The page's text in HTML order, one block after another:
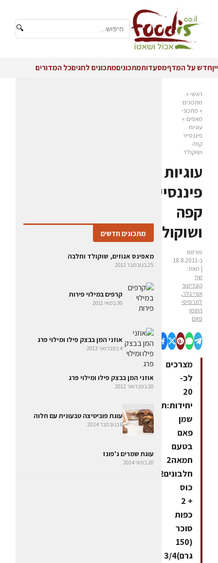
🔍
ייןחדש על המדףמסעדותמתכוניםמתכונים לחגיםכל המדורים
ראשי »
מתכונים
» מתכוני
מאפים »
עוגיות
פיננסייר
קפה
ושוקולד
עוגיות
פיננסייר
קפה
ושוקולד
פורסם
ב-18.8.2011
| מאת:
שף
קונדיטור
אורי גלר,
לתרסיסי
השמן
פאם
מצרכים
לכ-
20
יחידות:תרסיס
שמן
פאם
בטעם
חמאה2
חלבונים1/2
כוס
+ 2
כפות
סוכר
(150
גרם)3/4
מתכונים חדשים
מאפינס אגוזים, שוקולד וחלבה
25 בנובמבר 2012
קרפים במילוי פירות
30 במאי 2011
אוזני המן בבצק פילו ומילוי פרג
4 בפברואר 2013
אוזני המן בבצק פילו ומילוי פרג
20 בפברואר 2012
עוגת פוביטיצה טבעונית עם חלוה
8 בנובמבר 2024
עוגת שמרים ג'פונז
20 במאי 2014